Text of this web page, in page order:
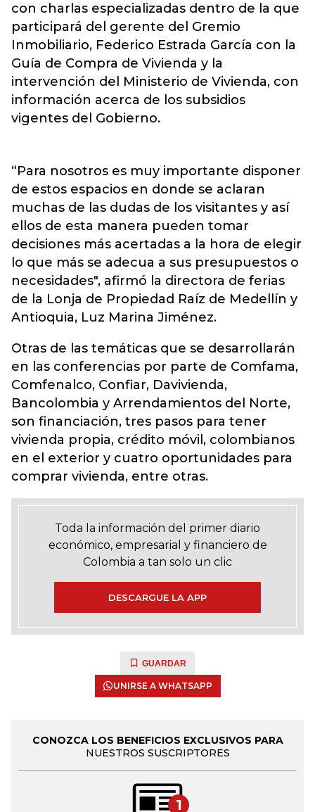
con charlas especializadas dentro de la que
participará del gerente del Gremio
Inmobiliario, Federico Estrada García con la
Guía de Compra de Vivienda y la
intervención del Ministerio de Vivienda, con
información acerca de los subsidios
vigentes del Gobierno.
“Para nosotros es muy importante disponer
de estos espacios en donde se aclaran
muchas de las dudas de los visitantes y así
ellos de esta manera pueden tomar
decisiones más acertadas a la hora de elegir
lo que más se adecua a sus presupuestos o
necesidades", afirmó la directora de ferias
de la Lonja de Propiedad Raíz de Medellín y
Antioquia, Luz Marina Jiménez.
Otras de las temáticas que se desarrollarán
en las conferencias por parte de Comfama,
Comfenalco, Confiar, Davivienda,
Bancolombia y Arrendamientos del Norte,
son financiación, tres pasos para tener
vivienda propia, crédito móvil, colombianos
en el exterior y cuatro oportunidades para
comprar vivienda, entre otras.
Toda la información del primer diario
económico, empresarial y financiero de
Colombia a tan solo un clic
DESCARGUE LA APP
GUARDAR
UNIRSE A WHATSAPP
CONOZCA LOS BENEFICIOS EXCLUSIVOS PARA
NUESTROS SUSCRIPTORES
1